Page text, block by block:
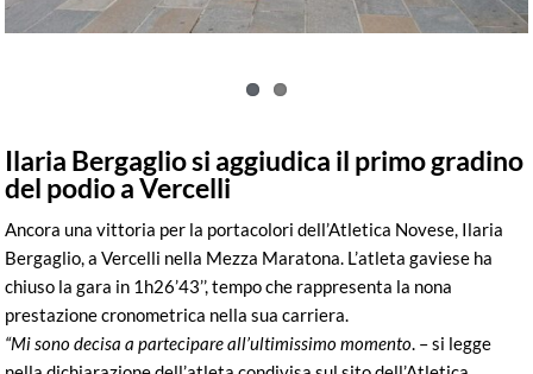
Ilaria Bergaglio si aggiudica il primo gradino
del podio a Vercelli
Ancora una vittoria per la portacolori dell’Atletica Novese, Ilaria
Bergaglio, a Vercelli nella Mezza Maratona. L’atleta gaviese ha
chiuso la gara in 1h26’43’’, tempo che rappresenta la nona
prestazione cronometrica nella sua carriera.
“Mi sono decisa a partecipare all’ultimissimo momento. – si legge